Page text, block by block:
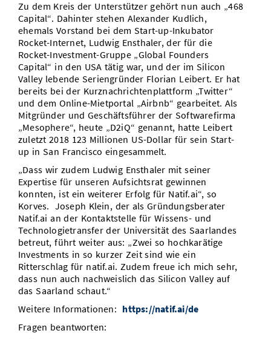
Zu dem Kreis der Unterstützer gehört nun auch „468
Capital“. Dahinter stehen Alexander Kudlich,
ehemals Vorstand bei dem Start-up-Inkubator
Rocket-Internet, Ludwig Ensthaler, der für die
Rocket-Investment-Gruppe „Global Founders
Capital“ in den USA tätig war, und der im Silicon
Valley lebende Seriengründer Florian Leibert. Er hat
bereits bei der Kurznachrichtenplattform „Twitter“
und dem Online-Mietportal „Airbnb“ gearbeitet. Als
Mitgründer und Geschäftsführer der Softwarefirma
„Mesophere“, heute „D2iQ“ genannt, hatte Leibert
zuletzt 2018 123 Millionen US-Dollar für sein Start-
up in San Francisco eingesammelt.
„Dass wir zudem Ludwig Ensthaler mit seiner
Expertise für unseren Aufsichtsrat gewinnen
konnten, ist ein weiterer Erfolg für Natif.ai“, so
Korves. Joseph Klein, der als Gründungsberater
Natif.ai an der Kontaktstelle für Wissens- und
Technologietransfer der Universität des Saarlandes
betreut, führt weiter aus: „Zwei so hochkarätige
Investments in so kurzer Zeit sind wie ein
Ritterschlag für natif.ai. Zudem freue ich mich sehr,
dass nun auch nachweislich das Silicon Valley auf
das Saarland schaut.“
Weitere Informationen: https://natif.ai/de
Fragen beantworten: